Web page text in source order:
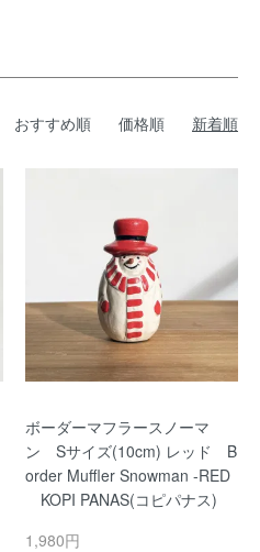
おすすめ順 価格順 新着順
ボーダーマフラースノーマ
ン Sサイズ(10cm) レッド B
order Muffler Snowman -RED
KOPI PANAS(コピパナス)
1,980円